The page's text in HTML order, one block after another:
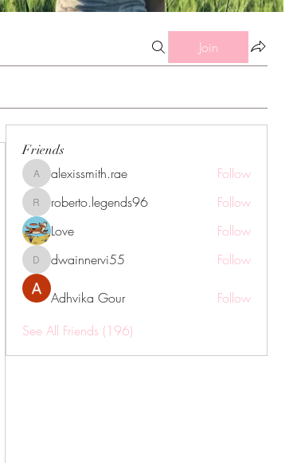
Join
Friends
alexissmith.rae
alexissmith.rae Follow
roberto.legends96
roberto.legends96
Follow
Love
Follow
dwainnervi55
dwainnervi55 Follow
Adhvika Gour
Follow
See All Friends (196)